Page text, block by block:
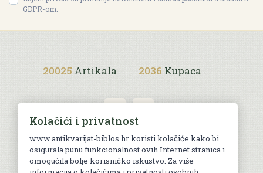
GDPR-om.
20025 Artikala 2036 Kupaca
Uvjeti kupnje
Kolačići i privatnost
www.antikvarijat-biblos.hr koristi kolačiće kako bi
osigurala punu funkcionalnost ovih Internet stranica i
omogućila bolje korisničko iskustvo. Za više